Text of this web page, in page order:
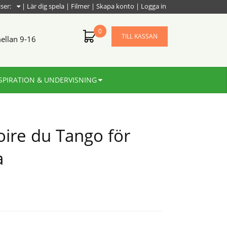
| Lär dig spela | Filmer | Skapa konto | Logga in
9-16
0
TILL KASSAN
& UNDERVISNING
du Tango för